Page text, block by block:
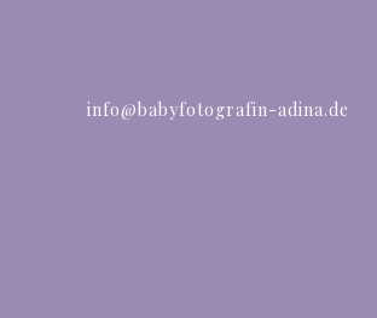
info@babyfotografin-adina.de